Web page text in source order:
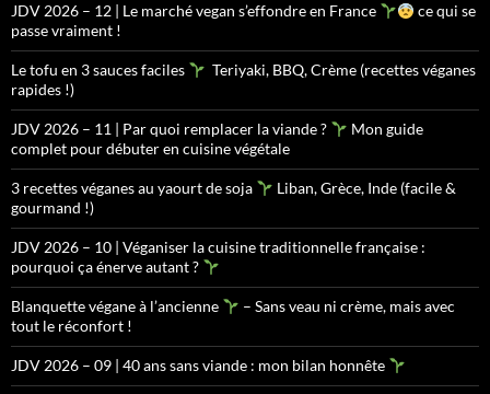
JDV 2026 – 12 | Le marché vegan s’effondre en France
ce qui se
passe vraiment !
Le tofu en 3 sauces faciles
Teriyaki, BBQ, Crème (recettes véganes
rapides !)
JDV 2026 – 11 | Par quoi remplacer la viande ?
Mon guide
complet pour débuter en cuisine végétale
3 recettes véganes au yaourt de soja
Liban, Grèce, Inde (facile &
gourmand !)
JDV 2026 – 10 | Véganiser la cuisine traditionnelle française :
pourquoi ça énerve autant ?
Blanquette végane à l’ancienne
– Sans veau ni crème, mais avec
tout le réconfort !
JDV 2026 – 09 | 40 ans sans viande : mon bilan honnête